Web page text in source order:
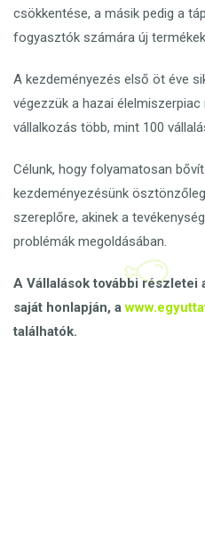
csökkentése, a másik pedig a
fogyasztók számára új
A kezdeményezés első öt éve
végezzük a hazai élelmiszerpiac
vállalkozás több, mint 100
Célunk, hogy folyamatosan
kezdeményezésünk
szereplőre, akinek a
problémák megoldásában.
A Vállalások további részletei
saját honlapján, a
találhatók.